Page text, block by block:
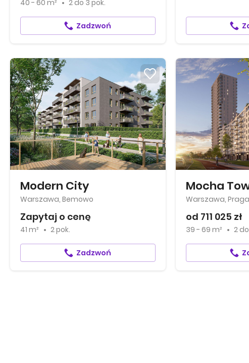
40 - 60 m² 2 do 3 pok.
Zadzwoń
Modern City
Warszawa, Bemowo
Zapytaj o cenę
41 m² 2 pok.
Zadzwoń
Mocha
Warszawa,
od 711 025 zł
39 - 69 m² 2do